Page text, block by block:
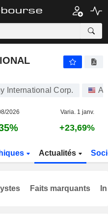
International Corp.
2026 Varia. 1 janv.
+23,69%
Actualités
Faits marquants